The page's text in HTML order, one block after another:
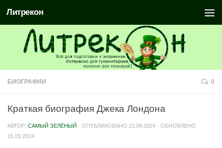
Литрекон
БИОГРАФИИ 0
Краткая биография Джека Лондона
АВТОР: САМЫЙ ЗЕЛЁНЫЙ · ОПУБЛИКОВАНО 23.09.2024 · ОБНОВЛЕНО
15.09.2024